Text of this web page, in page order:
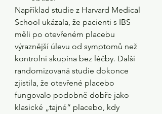
Například studie z Harvard Medical
School ukázala, že pacienti s IBS
měli po otevřeném placebu
výraznější úlevu od symptomů než
kontrolní skupina bez léčby. Další
randomizovaná studie dokonce
zjistila, že otevřené placebo
fungovalo podobně dobře jako
klasické „tajné“ placebo, kdy